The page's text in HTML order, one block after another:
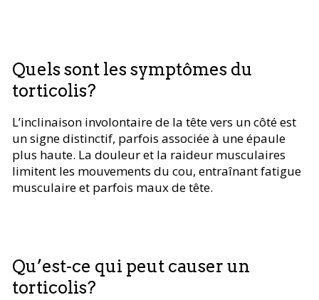
Quels sont les symptômes du
torticolis?
L’inclinaison involontaire de la tête vers un côté est
un signe distinctif, parfois associée à une épaule
plus haute. La douleur et la raideur musculaires
limitent les mouvements du cou, entraînant fatigue
musculaire et parfois maux de tête.
Qu’est-ce qui peut causer un
torticolis?